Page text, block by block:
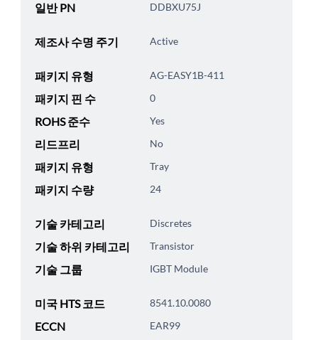
일반 PN DDBXU75J
제조사 수명 주기 Active
패키지 유형 AG-EASY1B-411
패키지 핀 수 0
ROHS 준수 Yes
리드프리 No
패키지 유형 Tray
패키지 수량 24
기술 카테고리 Discretes
기술 하위 카테고리 Transistor
기술 그룹 IGBT Module
미국 HTS 코드 8541.10.0080
ECCN EAR99